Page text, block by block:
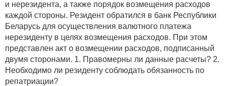
и нерезидента, а также порядок возмещения расходов
каждой стороны. Резидент обратился в банк Республики
Беларусь для осуществления валютного платежа
нерезиденту в целях возмещения расходов. При этом
представлен акт о возмещении расходов, подписанный
двумя сторонами. 1. Правомерны ли данные расчеты? 2.
Необходимо ли резиденту соблюдать обязанность по
репатриации?